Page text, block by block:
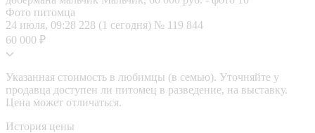
Фото питомца
24 июля, 09:28 228 (1 сегодня) № 119 844
60 000 ₽
Указанная стоимость в любимцы (в семью). Уточняйте у
продавца доступен ли питомец в разведение, на выставку.
Цена может отличаться.
История цены